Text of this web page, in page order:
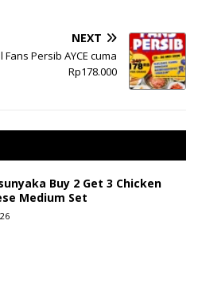
NEXT
Persib AYCE cuma
Rp178.000
Buy 2 Get 3 Chicken
Medium Set